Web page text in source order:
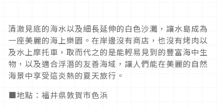
清澈見底的海水以及細長延伸的白色沙灘，讓水島成為
一座美麗的海上樂園。在岸邊沒有商店，也沒有烤肉以
及水上摩托車，取而代之的是能輕易見到的豐富海中生
物，以及適合浮潛的友善海域，讓人們能在美麗的自然
海景中享受這炎熱的夏天旅行。
■地點：福井県敦賀市色浜